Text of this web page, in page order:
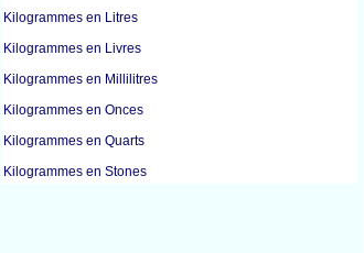
Kilogrammes en Litres
Kilogrammes en Livres
Kilogrammes en Millilitres
Kilogrammes en Onces
Kilogrammes en Quarts
Kilogrammes en Stones